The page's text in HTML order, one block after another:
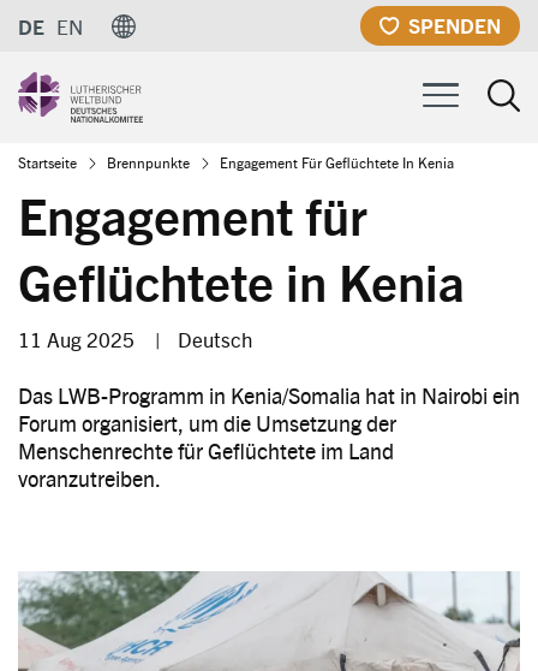
Direkt
zum
Inhalt
DE EN SPENDEN
Pfadnavigation
Startseite Brennpunkte Engagement Für Geflüchtete In Kenia
Engagement für
Geflüchtete in Kenia
11 Aug 2025 | Deutsch
Das LWB-Programm in Kenia/Somalia hat in Nairobi ein
Forum organisiert, um die Umsetzung der
Menschenrechte für Geflüchtete im Land
voranzutreiben.
Image